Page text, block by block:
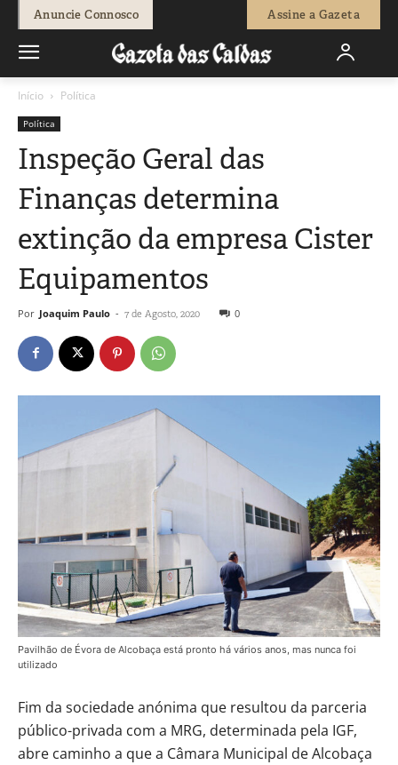
Anuncie Connosco Assine a Gazeta
Início Política
Política
Inspeção Geral das
Finanças determina
extinção da empresa Cister
Equipamentos
Por Joaquim Paulo - 7 de Agosto, 2020 0
Pavilhão de Évora de Alcobaça está pronto há vários anos, mas nunca foi
utilizado
Fim da sociedade anónima que resultou da parceria
público-privada com a MRG, determinada pela IGF,
abre caminho a que a Câmara Municipal de Alcobaça